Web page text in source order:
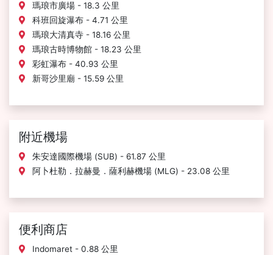
瑪琅市廣場 - 18.3 公里
科班回旋瀑布 - 4.71 公里
瑪琅大清真寺 - 18.16 公里
瑪琅古時博物館 - 18.23 公里
彩虹瀑布 - 40.93 公里
新哥沙里廟 - 15.59 公里
附近機場
朱安達國際機場 (SUB) - 61.87 公里
阿卜杜勒．拉赫曼．薩利赫機場 (MLG) - 23.08 公里
便利商店
Indomaret - 0.88 公里